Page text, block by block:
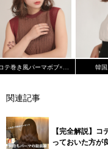
韓
関連記事
【完全解説】
っておいた方が